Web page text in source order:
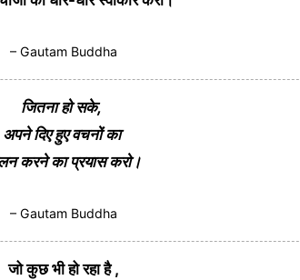
– Gautam Buddha
जितना हो सके,
अपने दिए हुए वचनों का
करने का प्रयास करो।
– Gautam Buddha
जो कुछ भी हो रहा है ,